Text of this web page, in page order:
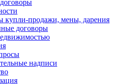
купли-продажи, мены, дарения
договоры
надписи